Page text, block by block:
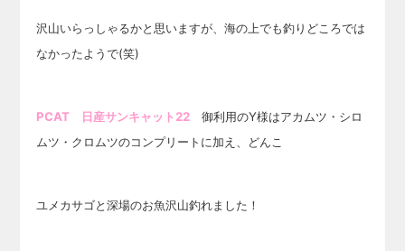
沢山いらっしゃるかと思いますが、海の上でも釣りどころでは
なかったようで(笑)
PCAT 日産サンキャット22 御利用のY様はアカムツ・シロ
ムツ・クロムツのコンプリートに加え、どんこ
ユメカサゴと深場のお魚沢山釣れました！